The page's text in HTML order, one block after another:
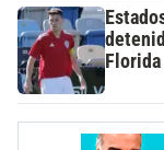
Florida